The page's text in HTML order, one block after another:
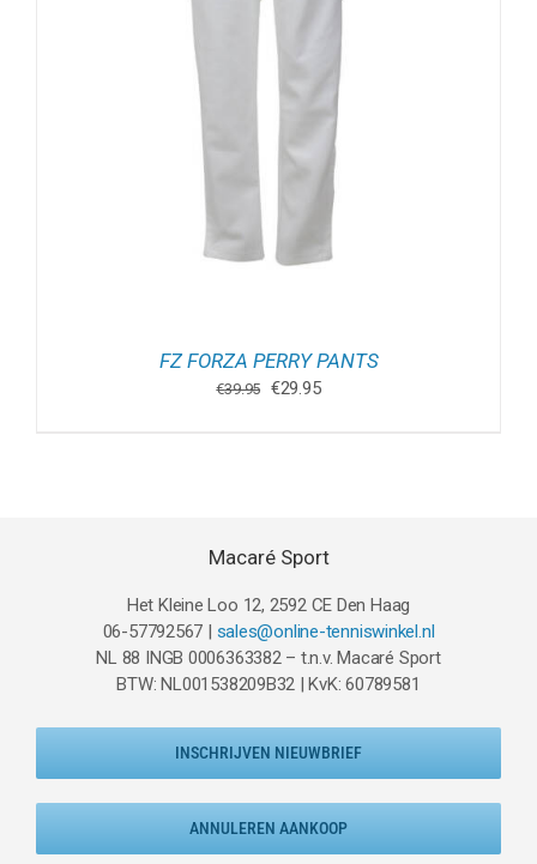
FZ FORZA PERRY PANTS
€39.95 Oorspronkelijke
€29.95Huidige
Macaré Sport
Het Kleine Loo 12, 2592 CE Den Haag
06-57792567 | sales@online-tenniswinkel.nl
NL 88 INGB 0006363382 – t.n.v. Macaré Sport
BTW: NL001538209B32 | KvK: 60789581
INSCHRIJVEN NIEUWBRIEF
ANNULEREN AANKOOP